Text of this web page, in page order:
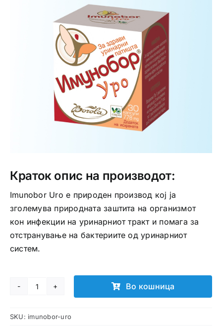
Интимно здравје
Лична хигиена
Медицински апрати
Нега на кожа
Краток опис на производот:
Imunobor Uro е природен производ кој ја
зголемува природната заштита на организмот
кон инфекции на уринарниот тракт и помага за
отстранување на бактериите од уринарниот
систем.
Imunobor
капсули
Во кошница
SKU: imunobor-uro